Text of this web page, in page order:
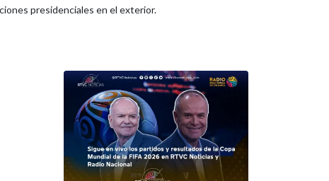
presidenciales en el exterior.